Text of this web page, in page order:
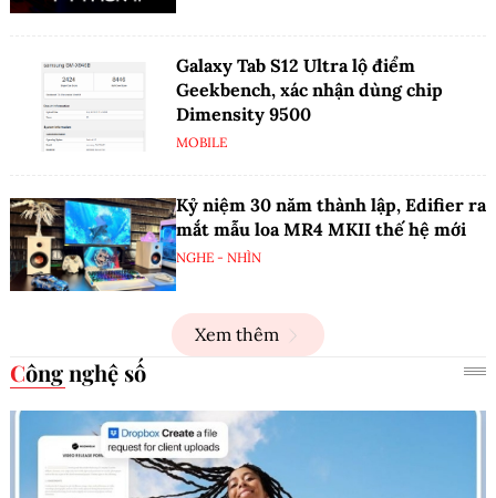
Galaxy Tab S12 Ultra lộ điểm
Geekbench, xác nhận dùng chip
Dimensity 9500
MOBILE
Kỷ niệm 30 năm thành lập, Edifier ra
mắt mẫu loa MR4 MKII thế hệ mới
NGHE - NHÌN
Xem thêm
Công nghệ số